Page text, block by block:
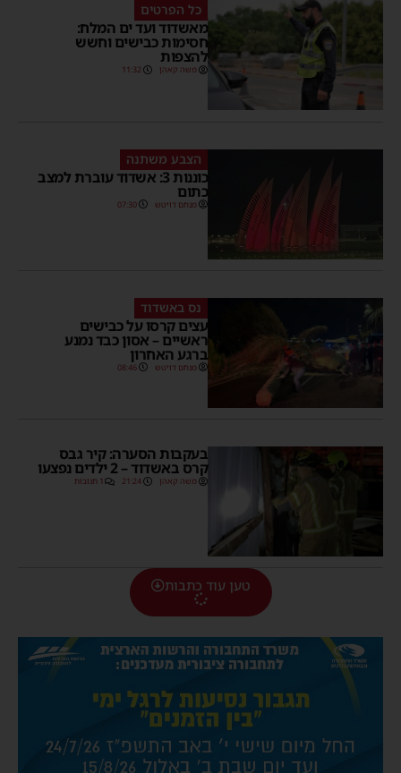
כל הפרטים
מאשדוד ועד ים המלח:
חסימות כבישים וחשש
להצפות
משה קאהן 11:32
הצבע משתנה
כוננות 3: אשדוד עוברת למצב
כתום
מנחם דויטש 07:30
נס באשדוד
עצים קרסו על כבישים
ראשיים – אסון כבד נמנע
ברגע האחרון
מנחם דויטש 08:46
בעקבות הסערה: קיר גבס
קרס באשדוד – 2 ילדים נפצעו
משה קאהן 21:24 1 תגובות
טען עוד כתבות